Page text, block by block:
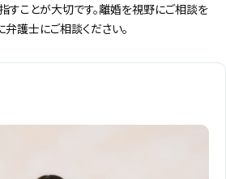
すことが大切です。離婚を視野にご相談を
護士にご相談ください。